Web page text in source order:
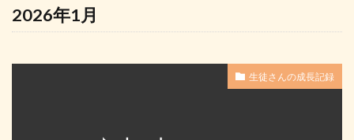
2026年1月
生徒さんの成長記録